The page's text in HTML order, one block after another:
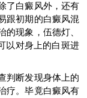
白癜风外，还有
跟初期的白癜风混
的现象，伍德灯、
以对身上的白斑进
断发现身体上的
疗。毕竟白癜风有